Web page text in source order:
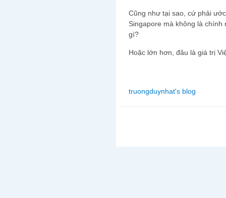
Cũng như tại sao, cứ phải
Singapore mà không là chính
gì?
Hoặc lớn hơn, đâu là giá trị
truongduynhat's blog